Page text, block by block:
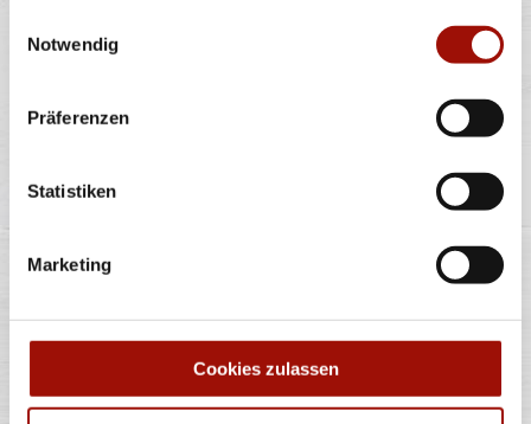
Notwendig
Präferenzen
Statistiken
Marketing
Cookies zulassen
Grammaturen oder Durchmessern, bspw. der Pizzen sind circa-
Angaben und können durch die Zubereitung geringfügig variieren.
* Weitere Produktinformationen zu vorverpackten Lebensmitteln
1 - mit Farbstoffen 2 - mit Konservierungsmittel 3 - mit